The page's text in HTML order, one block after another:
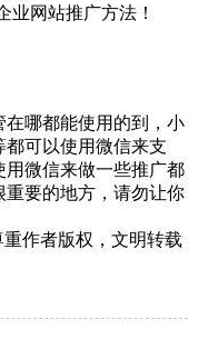
业网站推广方法！
哪都能使用的到，小
可以使用微信来支
微信来做一些推广都
要的地方，请勿让你
重作者版权，文明转载